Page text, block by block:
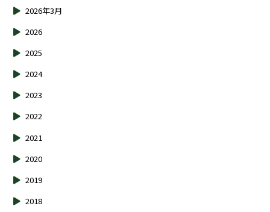
2026年3月
2026
2025
2024
2023
2022
2021
2020
2019
2018